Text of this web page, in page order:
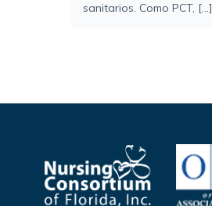
sanitarios. Como PCT, [...]